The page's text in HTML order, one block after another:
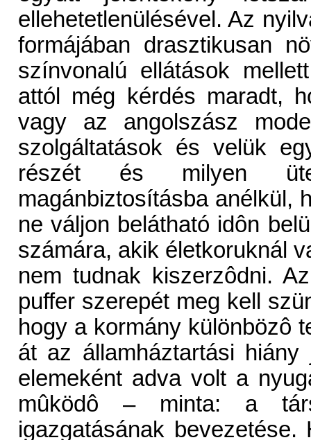
ellehetetlenülésével. Az
formájában drasztikusan
színvonalú ellátások
attól még kérdés maradt,
vagy az angolszász
szolgáltatások és velük
részét és milyen
magánbiztosításba anélkül,
ne váljon belátható idôn
számára, akik életkoruknál
nem tudnak kiszerzôdni.
puffer szerepét meg kell
hogy a kormány különbözô
át az államháztartási
elemeként adva volt a
mûködô – minta: a
igazgatásának